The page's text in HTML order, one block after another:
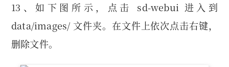
13、如下图所示，点击 sd-webui 进入到
data/images/ 文件夹。在文件上依次点击右键，
删除文件。